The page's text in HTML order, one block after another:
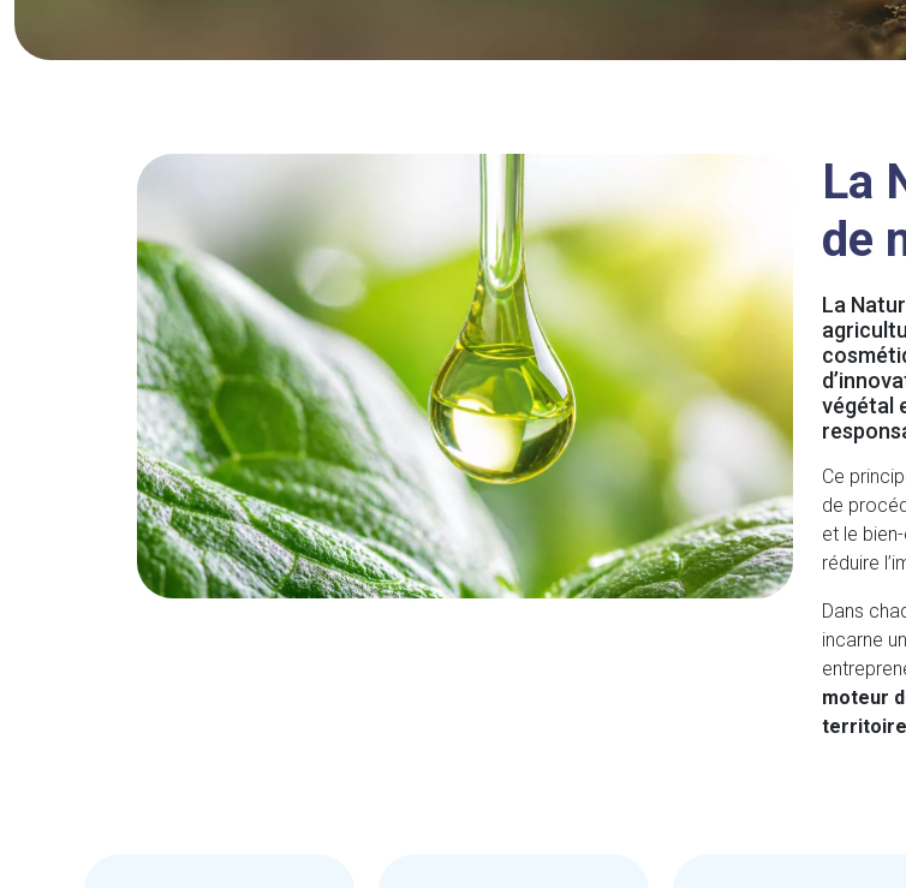
La
de
La
végétal
Ce
de
et le
réduire
Dans
incarne
moteur